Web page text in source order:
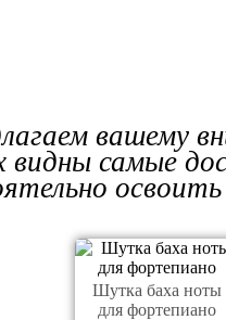
вашему
видны самые
Шутка баха ноты
для фортепиано